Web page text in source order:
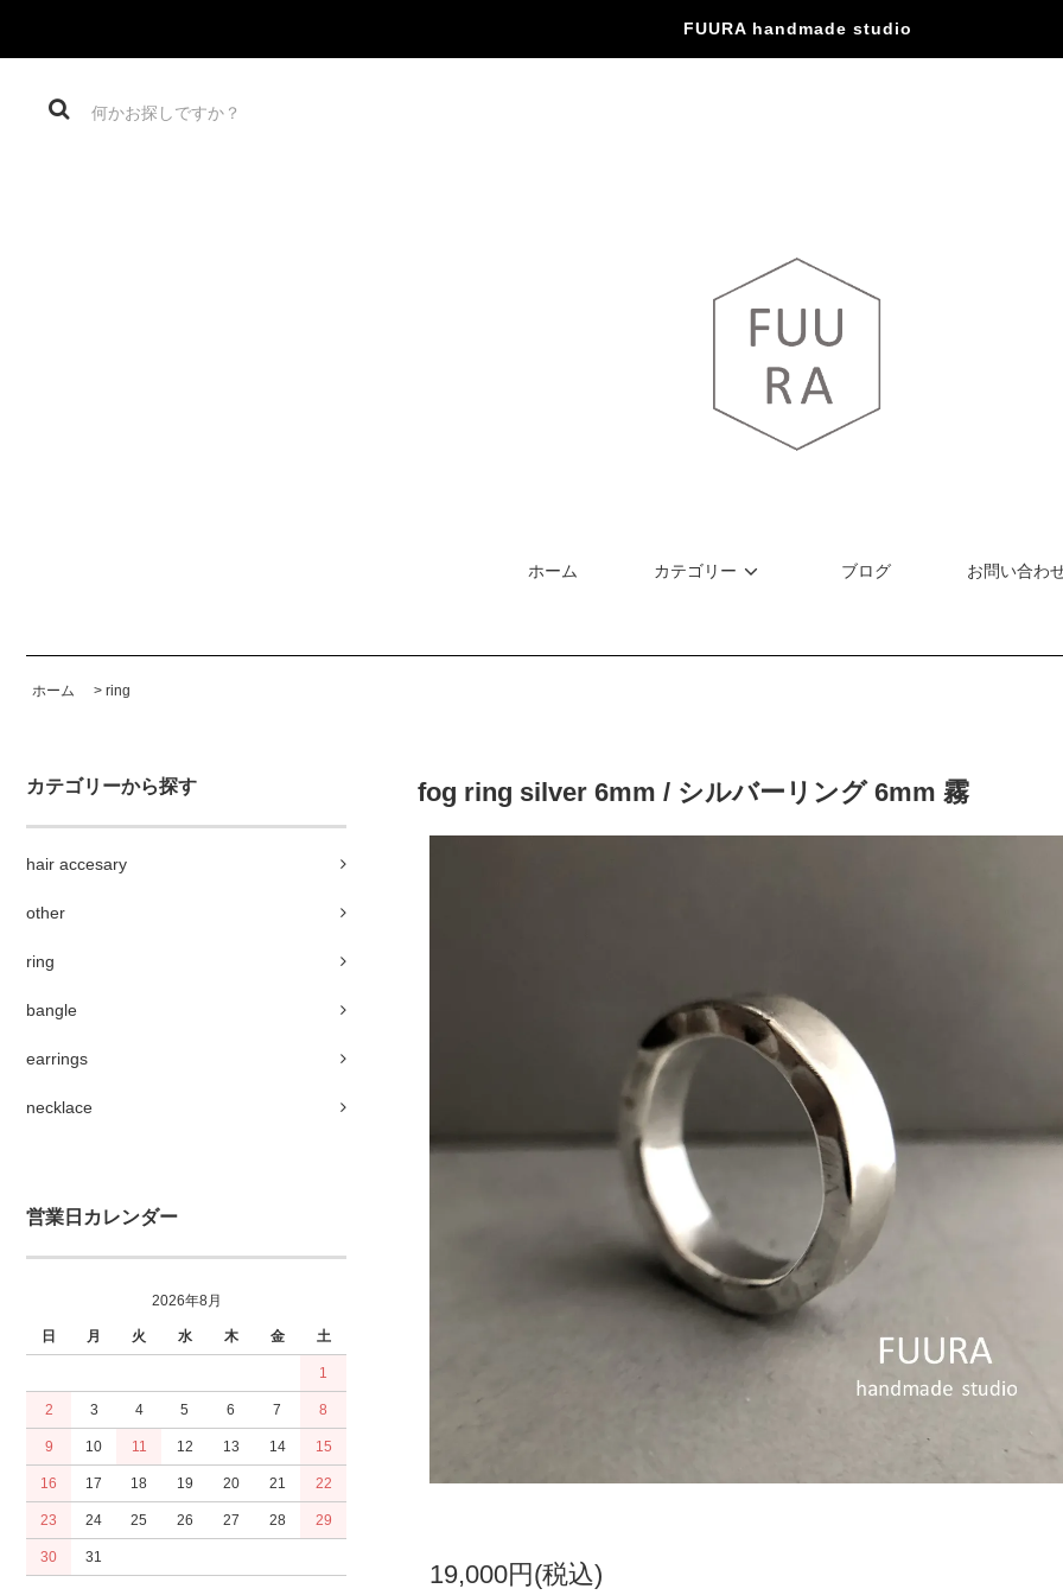
FUURA handmade studio
ホーム カテゴリー ブログ お問い合わ
ホーム > ring
カテゴリーから探す
hair accesary
other
ring
bangle
earrings
necklace
営業日カレンダー
2026年8月
日 月 火 水 木 金 土
1
2 3 4 5 6 7 8
9 10 11 12 13 14 15
16 17 18 19 20 21 22
23 24 25 26 27 28 29
30 31
fog ring silver 6mm / シルバーリング 6mm 霧
19,000円(税込)